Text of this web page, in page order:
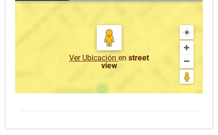
Ver Ubicación en street
view